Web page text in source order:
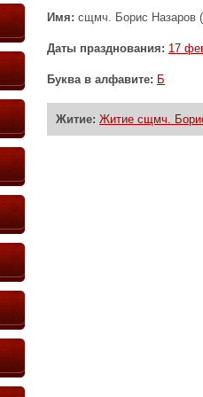
Имя: сщмч. Борис Назаров
Даты празднования: 17
Буква в алфавите: Б
Житие: Житие сщмч.